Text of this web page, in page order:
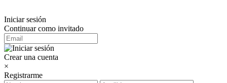
Iniciar sesión
Continuar como invitado
Crear una cuenta
×
Registrarme